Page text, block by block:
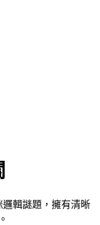
邏輯謎題，擁有清晰